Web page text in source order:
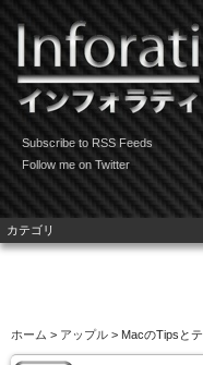
Subscribe to RSS Feeds
Follow me on Twitter
ホーム > アップル > MacのTipsと
カテゴリ